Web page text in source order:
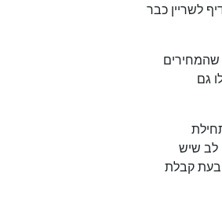
לשריין כבר
שהמחירים
גם
לב שיש
בעת קבלת